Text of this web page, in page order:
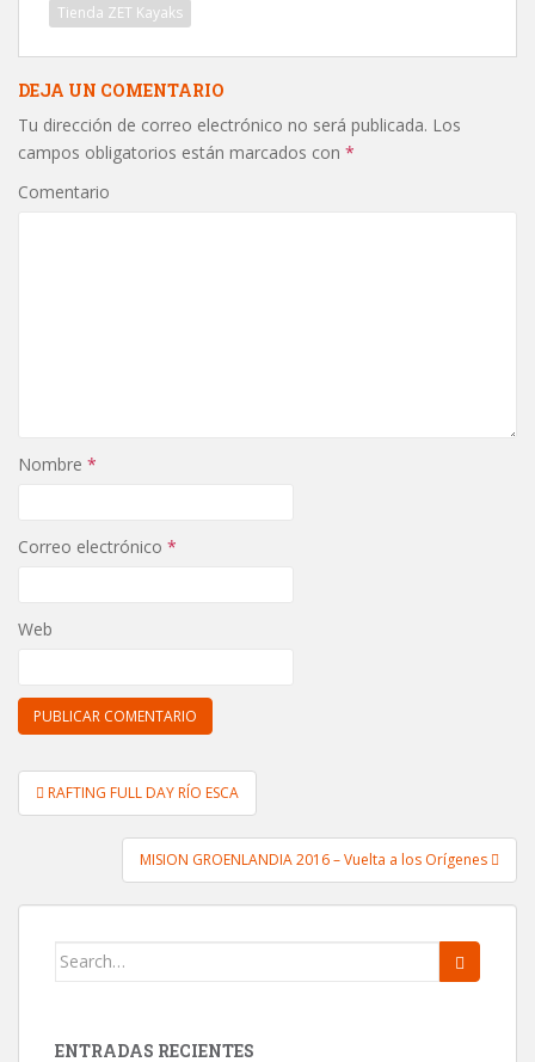
Tienda ZET Kayaks
DEJA UN COMENTARIO
Tu dirección de correo electrónico no será publicada. Los
campos obligatorios están marcados con *
Comentario
Nombre *
Correo electrónico *
Web
Post navigation
RAFTING FULL DAY RÍO ESCA
MISION GROENLANDIA 2016 – Vuelta a los Orígenes
Search for:
ENTRADAS RECIENTES